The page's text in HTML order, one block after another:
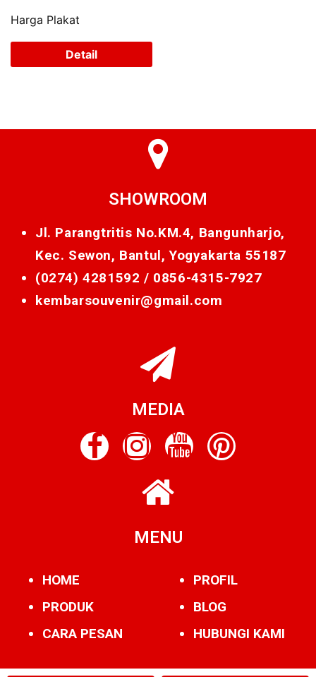
Harga Plakat
Detail
SHOWROOM
Jl. Parangtritis No.KM.4, Bangunharjo,
Kec. Sewon, Bantul, Yogyakarta 55187
(0274) 4281592 / 0856-4315-7927
kembarsouvenir@gmail.com
MEDIA
MENU
HOME
PRODUK
CARA PESAN
PROFIL
BLOG
HUBUNGI KAMI